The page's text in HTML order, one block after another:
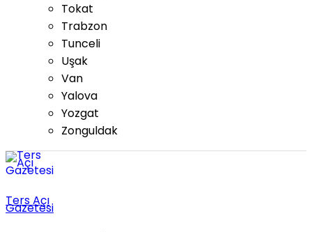
Tokat
Trabzon
Tunceli
Uşak
Van
Yalova
Yozgat
Zonguldak
Ters Açı
Gazetesi